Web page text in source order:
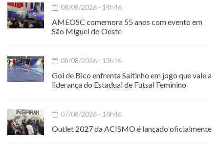
08/08/2026 - 14h46
AMEOSC comemora 55 anos com evento em
São Miguel do Oeste
08/08/2026 - 13h16
Gol de Bico enfrenta Saltinho em jogo que vale a
liderança do Estadual de Futsal Feminino
07/08/2026 - 16h46
Outlet 2027 da ACISMO é lançado oficialmente